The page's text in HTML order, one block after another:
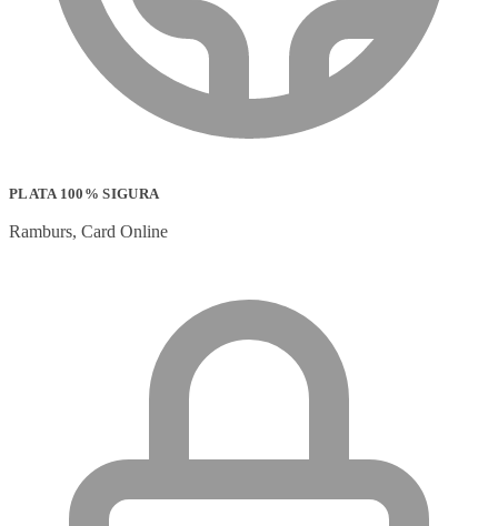
PLATA 100% SIGURA
Ramburs, Card Online